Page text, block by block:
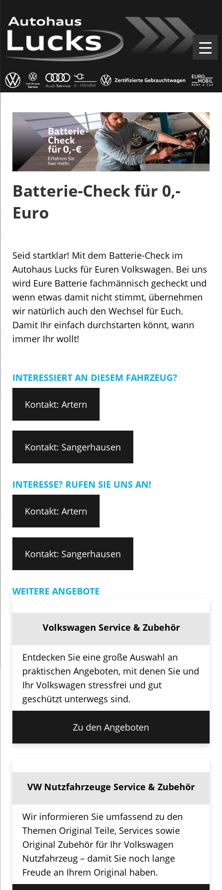
Batterie-Check für 0,-
Euro
Seid startklar! Mit dem Batterie-Check im
Autohaus Lucks für Euren Volkswagen. Bei uns
wird Eure Batterie fachmännisch gecheckt und
wenn etwas damit nicht stimmt, übernehmen
wir natürlich auch den Wechsel für Euch.
Damit Ihr einfach durchstarten könnt, wann
immer Ihr wollt!
INTERESSIERT AN DIESEM FAHRZEUG?
Kontakt: Artern
Kontakt: Sangerhausen
INTERESSE? RUFEN SIE UNS AN!
Kontakt: Artern
Kontakt: Sangerhausen
WEITERE ANGEBOTE
Volkswagen Service & Zubehör
Entdecken Sie eine große Auswahl an
praktischen Angeboten, mit denen Sie und
Ihr Volkswagen stressfrei und gut
geschützt unterwegs sind.
Zu den Angeboten
VW Nutzfahrzeuge Service & Zubehör
Wir informieren Sie umfassend zu den
Themen Original Teile, Services sowie
Original Zubehör für Ihr Volkswagen
Nutzfahrzeug – damit Sie noch lange
Freude an Ihrem Original haben.